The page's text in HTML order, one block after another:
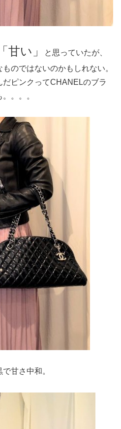
「甘い」
と思っていたが、
のではないのかもしれない。
ピンクってCHANELのブラ
。。。
甘さ中和。